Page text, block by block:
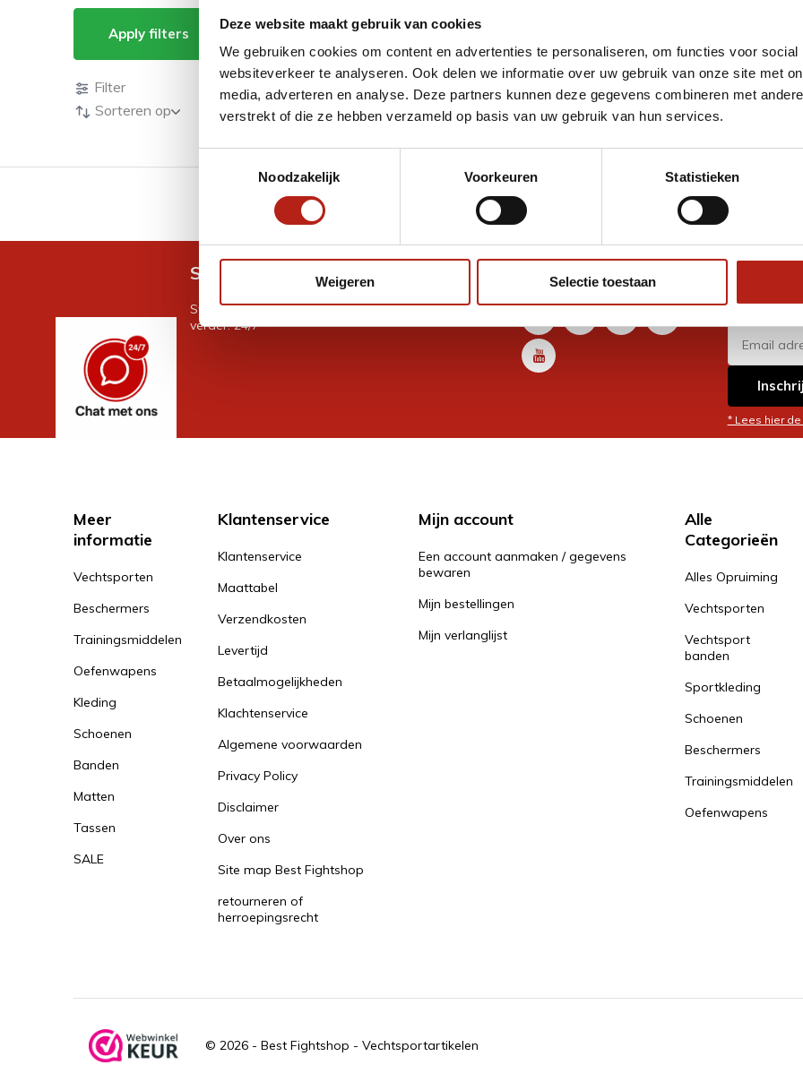
Deze website maakt gebruik van cookies
We gebruiken cookies om content en advertenties te personaliseren, om functies voor
websiteverkeer te analyseren. Ook delen we informatie over uw gebruik van onze site met
media, adverteren en analyse. Deze partners kunnen deze gegevens combineren met
verstrekt of die ze hebben verzameld op basis van uw gebruik van hun services.
Noodzakelijk
Voorkeuren Statistieken
Weigeren Selectie toestaan
Apply filters Producten getagd met Axis gebogen coaching mitts zwart/grijs
Producten
Filter
Sorteren op
GRATIS verzending v.a €75 Eenvoudig ruilen of retour
Snel antwoord op je vraag?
Stel je vraag in de chat, en we helpen je graag
verder. 24/7
Volg ons
* Lees hier
Meer
informatie
Vechtsporten
Beschermers
Trainingsmiddelen
Oefenwapens
Kleding
Schoenen
Banden
Matten
Tassen
SALE
Klantenservice
Klantenservice
Maattabel
Verzendkosten
Levertijd
Betaalmogelijkheden
Klachtenservice
Algemene voorwaarden
Privacy Policy
Disclaimer
Over ons
Site map Best Fightshop
retourneren of
herroepingsrecht
Mijn account
Een account aanmaken / gegevens
bewaren
Mijn bestellingen
Mijn verlanglijst
Alle
Categorieën
Alles Opruiming
Vechtsporten
Vechtsport
banden
Sportkleding
Schoenen
Beschermers
Trainingsmiddelen
Oefenwapens
© 2026 - Best Fightshop - Vechtsportartikelen